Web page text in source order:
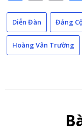
Diễn Đàn Đảng
Hoàng Vân Trường